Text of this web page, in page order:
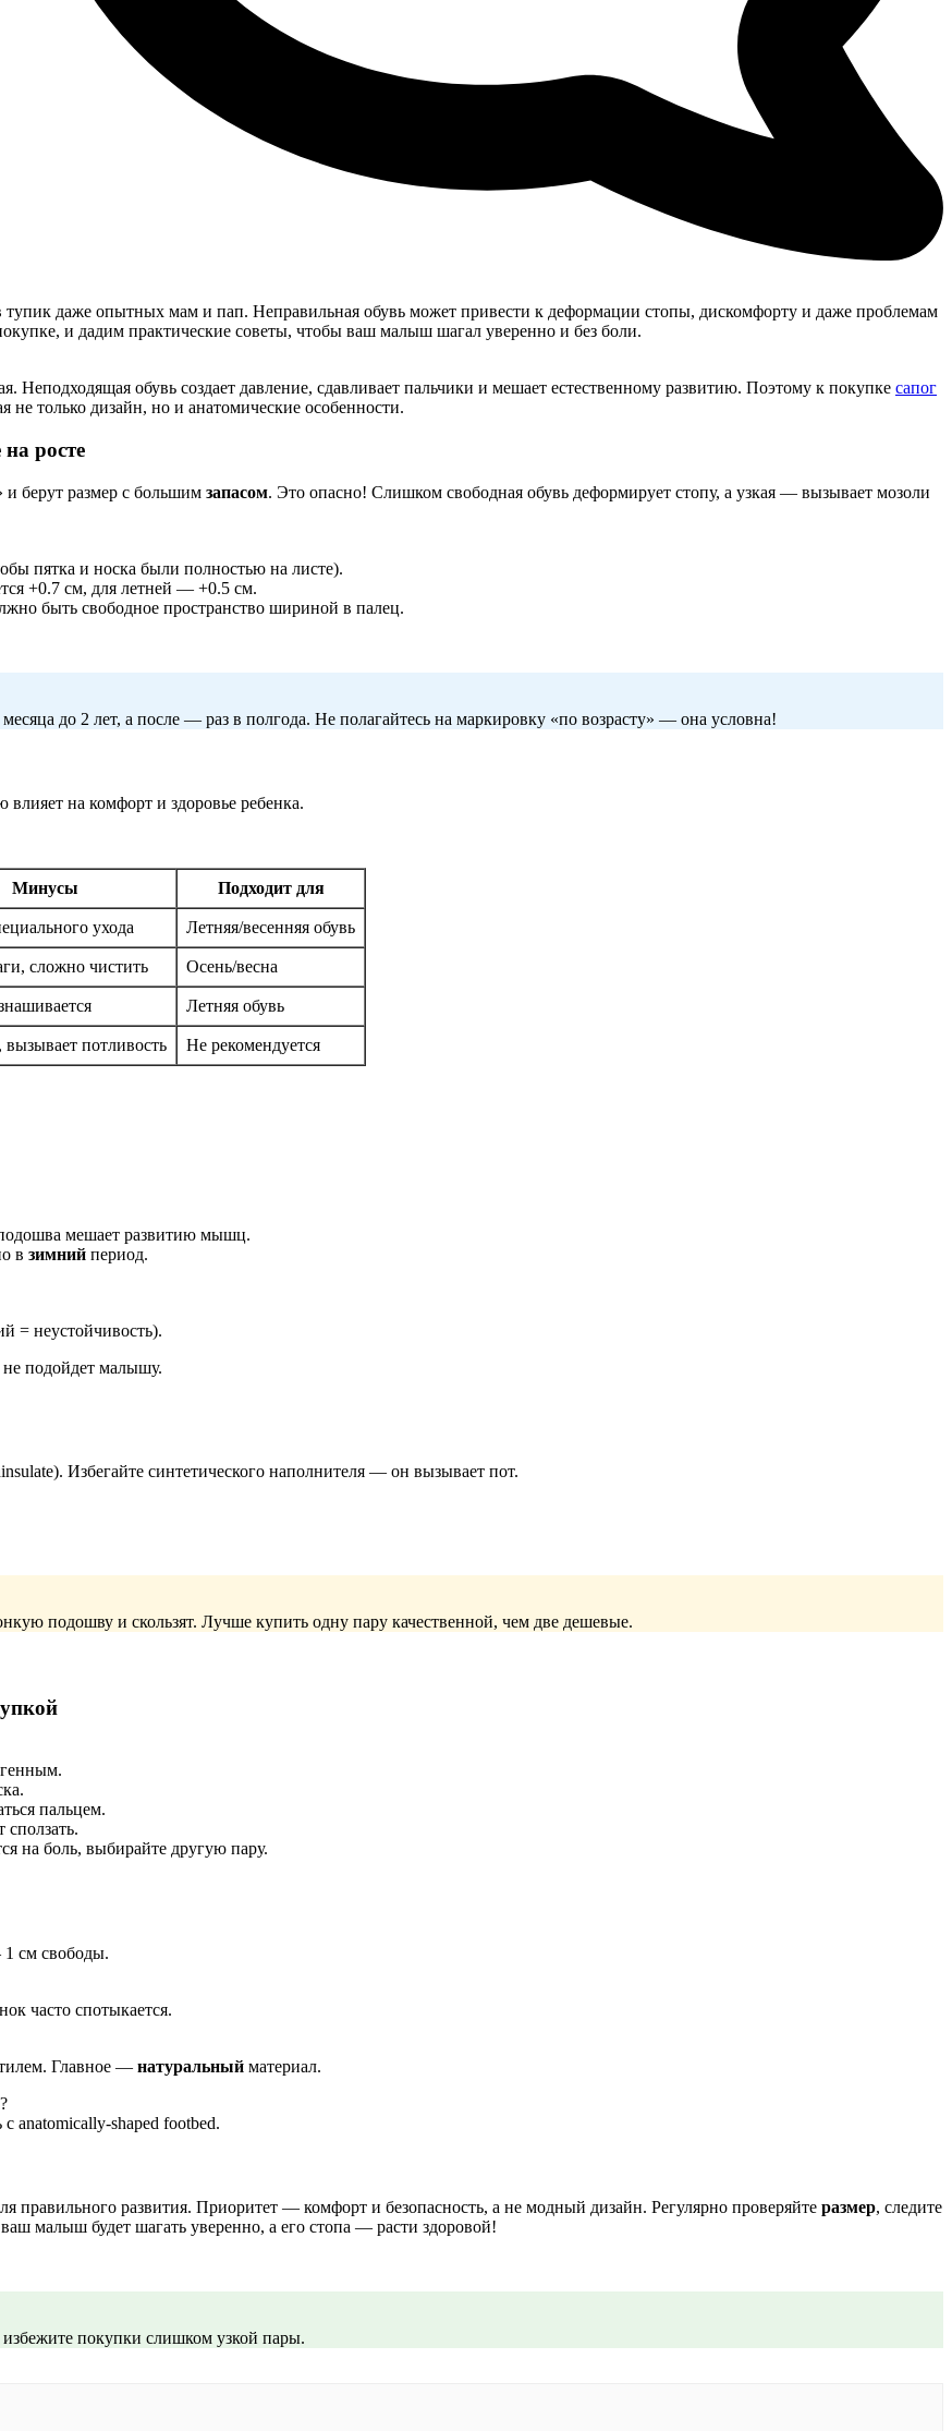
тупик даже опытных мам и пап. Неправильная обувь может привести к деформации стопы, дискомфорту и даже проблемам
и дадим практические советы, чтобы ваш малыш шагал уверенно и без боли.
обувь создает давление, сдавливает пальчики и мешает естественному развитию. Поэтому к покупке сапог
не только дизайн, но и анатомические особенности.
росте
и берут размер с большим запасом. Это опасно! Слишком свободная обувь деформирует стопу, а узкая — вызывает мозоли
пятка и носка были полностью на листе).
+0.7 см, для летней — +0.5 см.
быть свободное пространство шириной в палец.
до 2 лет, а после — раз в полгода. Не полагайтесь на маркировку «по возрасту» — она условна!
влияет на комфорт и здоровье ребенка.
Минусы Подходит для
ухода Летняя/весенняя обувь
сложно чистить Осень/весна
Летняя обувь
потливость Не рекомендуется
мешает развитию мышц.
в зимний период.
= неустойчивость).
подойдет малышу.
Избегайте синтетического наполнителя — он вызывает пот.
подошву и скользят. Лучше купить одну пару качественной, чем две дешевые.
пальцем.
сползать.
на боль, выбирайте другую пару.
см свободы.
часто спотыкается.
Главное — натуральный материал.
anatomically-shaped footbed.
правильного развития. Приоритет — комфорт и безопасность, а не модный дизайн. Регулярно проверяйте размер, следите
ваш малыш будет шагать уверенно, а его стопа — расти здоровой!
покупки слишком узкой пары.